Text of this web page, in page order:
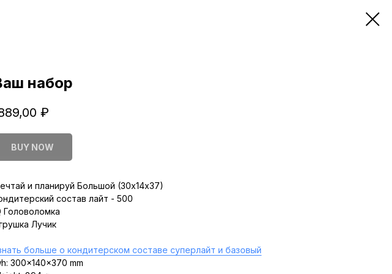
набор
₽
BUY NOW
и планируй Большой (30х14х37)
состав лайт - 500
Головоломка
Лучик
больше о кондитерском составе суперлайт и базовый
300x140x370 mm